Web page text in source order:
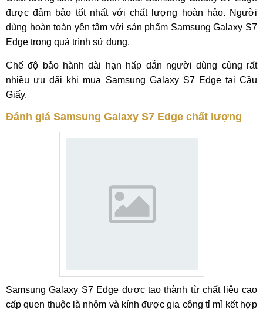
được đảm bảo tốt nhất với chất lượng hoàn hảo. Người
dùng hoàn toàn yên tâm với sản phẩm Samsung Galaxy S7
Edge trong quá trình sử dụng.
Chế độ bảo hành dài hạn hấp dẫn người dùng cùng rất
nhiều ưu đãi khi mua Samsung Galaxy S7 Edge tại Cầu
Giấy.
Đánh giá Samsung Galaxy S7 Edge chất lượng
Samsung Galaxy S7 Edge được tạo thành từ chất liệu cao
cấp quen thuộc là nhôm và kính được gia công tỉ mỉ kết hợp